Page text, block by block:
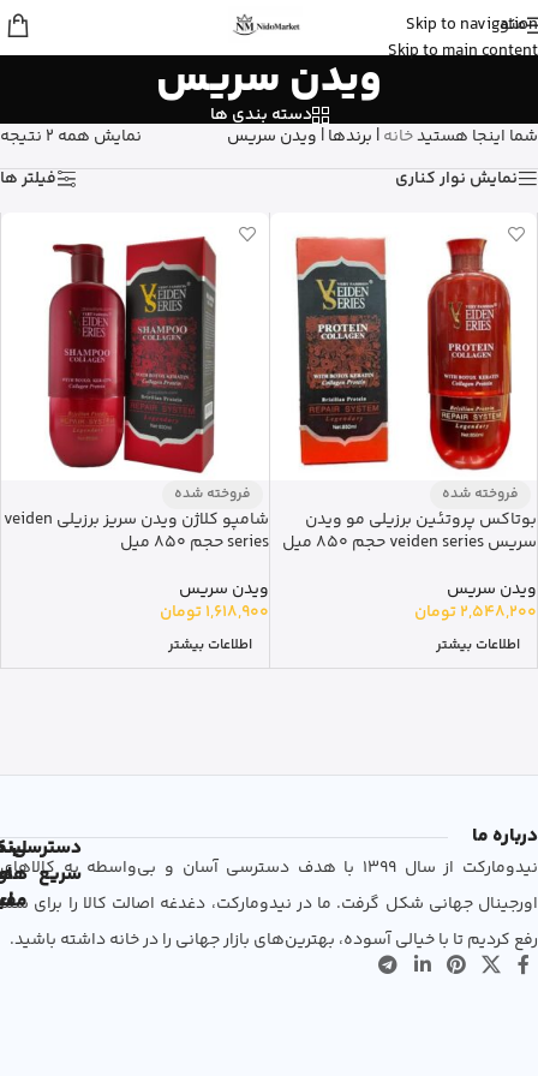
Skip to navigation
Skip to main content
منو
ویدن سریس
دسته بندی ها
شما اینجا هستیدخانه| برندها| ویدن سریس
نمایش همه 2 نتیجه
نمایش نوار کناری
فیلتر ها
فروخته شده
بوتاکس پروتئین برزیلی مو ویدن
سریس veiden series حجم 850 میل
ویدن سریس
2,548,200تومان
اطلاعات بیشتر
فروخته شده
شامپو کلاژن ویدن سریز برزیلی veiden
series حجم 850 میل
ویدن سریس
1,618,900 تومان
اطلاعات بیشتر
درباره ما
نیدومارکت از سال 1399 با هدف دسترسی آسان و بی‌واسطه به کالاهای
اورجینال جهانی شکل گرفت. ما در نیدومارکت، دغدغه اصالت کالا را برای شما
رفع کردیم تا با خیالی آسوده، بهترین‌های بازار جهانی را در خانه داشته باشید.
دسترسی
سریع
عسلاز تهران
استیک ضد آفتاب نامرئی ایزدین رو خرید